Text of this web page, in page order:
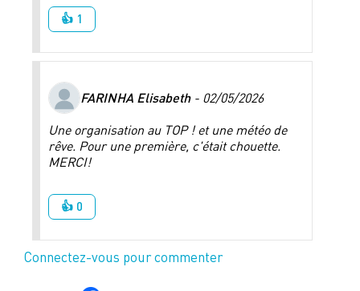
👍 1
FARINHA Elisabeth- 02/05/2026
Une organisation au TOP ! et une météo de
rêve. Pour une première, c'était chouette.
MERCI!
👍 0
Connectez-vous pour commenter